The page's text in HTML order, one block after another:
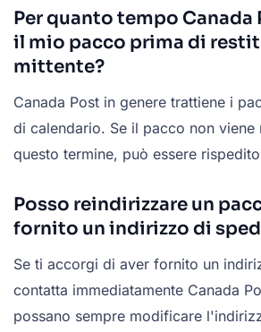
Per quanto tempo
il mio pacco prima di
mittente?
Canada Post in genere trattiene i
di calendario. Se il pacco non viene
questo termine, può essere
Posso reindirizzare un
fornito un indirizzo di
Se ti accorgi di aver fornito un
contatta immediatamente Canada
possano sempre modificare